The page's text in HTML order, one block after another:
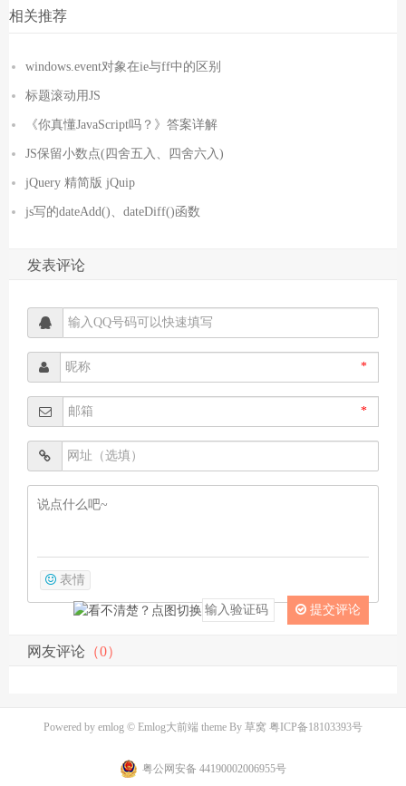
相关推荐
windows.event对象在ie与ff中的区别
标题滚动用JS
《你真懂JavaScript吗？》答案详解
JS保留小数点(四舍五入、四舍六入)
jQuery 精简版 jQuip
js写的dateAdd()、dateDiff()函数
发表评论
*
*
表情
提交评论
网友评论 （0）
Powered by emlog © Emlog大前端 theme By 草窝 粤ICP备18103393号
粤公网安备 44190002006955号